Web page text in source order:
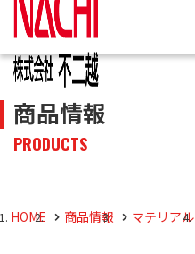
商品情報
PRODUCTS
HOME 商品情報 マテリアル